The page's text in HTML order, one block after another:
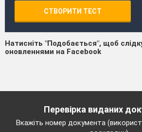
СТВОРИТИ ТЕСТ
Натисніть "Подобається", щоб
оновленнями на Facebook
Перевірка виданих
Вкажіть номер документа